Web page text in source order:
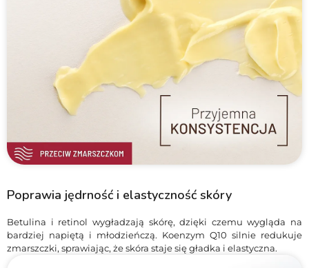
Poprawia jędrność i elastyczność skóry
Betulina i retinol wygładzają skórę, dzięki czemu wygląda na
bardziej napiętą i młodzieńczą. Koenzym Q10 silnie redukuje
zmarszczki, sprawiając, że skóra staje się gładka i elastyczna.